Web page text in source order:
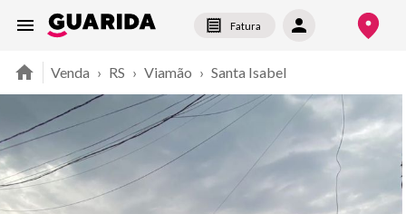
Fatura
Venda › RS › Viamão › Santa Isabel